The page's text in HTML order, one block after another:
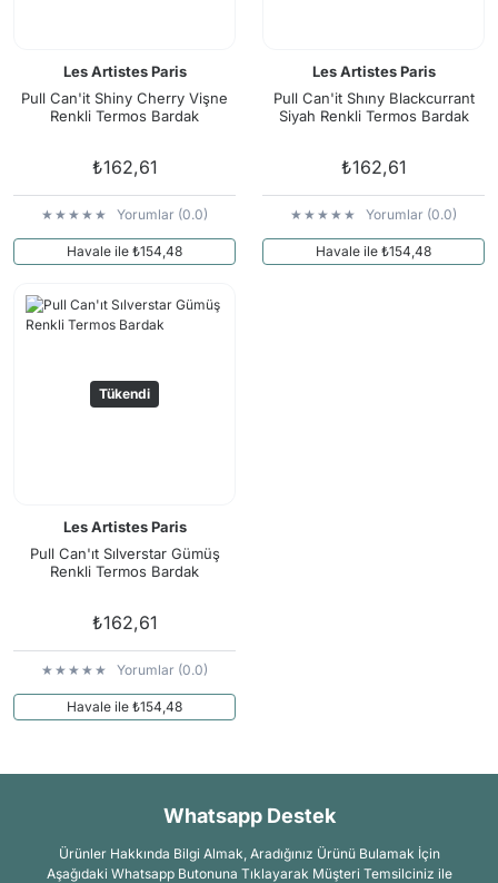
Les Artistes Paris
Pull Can'it Shiny Cherry Vişne
Renkli Termos Bardak
₺162,61
Yorumlar (0.0)
Havale ile ₺154,48
Les Artistes Paris
Pull Can'it Shıny Blackcurrant
Siyah Renkli Termos Bardak
₺162,61
Yorumlar (0.0)
Havale ile ₺154,48
Tükendi
Les Artistes Paris
Pull Can'ıt Sılverstar Gümüş
Renkli Termos Bardak
₺162,61
Yorumlar (0.0)
Havale ile ₺154,48
Whatsapp Destek
Ürünler Hakkında Bilgi Almak, Aradığınız Ürünü Bulamak İçin
Aşağıdaki Whatsapp Butonuna Tıklayarak Müşteri Temsilciniz ile